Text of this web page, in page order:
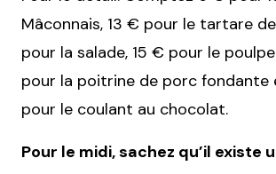
Mâconnais, 13 € pour le tartare
pour la salade, 15 € pour le
pour la poitrine de porc fondante
pour le coulant au chocolat.
Pour le midi, sachez qu’il existe